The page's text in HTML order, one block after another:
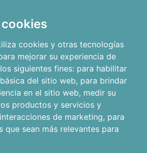
cookies y otras tecnologías
mejorar su experiencia de
siguientes fines: para habilitar
del sitio web, para brindar
en el sitio web, medir su
productos y servicios y
de marketing, para
que sean más relevantes para